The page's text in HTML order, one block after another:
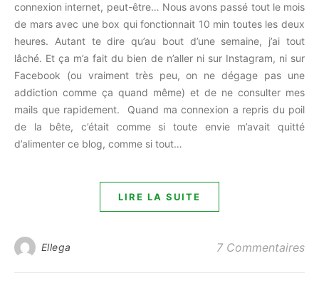
connexion internet, peut-être… Nous avons passé tout le mois
de mars avec une box qui fonctionnait 10 min toutes les deux
heures. Autant te dire qu’au bout d’une semaine, j’ai tout
lâché. Et ça m’a fait du bien de n’aller ni sur Instagram, ni sur
Facebook (ou vraiment très peu, on ne dégage pas une
addiction comme ça quand même) et de ne consulter mes
mails que rapidement. Quand ma connexion a repris du poil
de la bête, c’était comme si toute envie m’avait quitté
d’alimenter ce blog, comme si tout…
LIRE LA SUITE
Ellega 7 Commentaires